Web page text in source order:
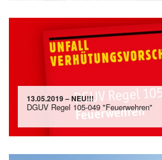
13.05.2019 – NEU!!!
DGUV Regel 105-049 "Feuerwehren"